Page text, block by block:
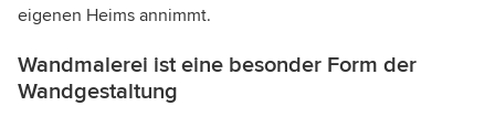
eigenen Heims annimmt.
Wandmalerei ist eine besonder Form der
Wandgestaltung